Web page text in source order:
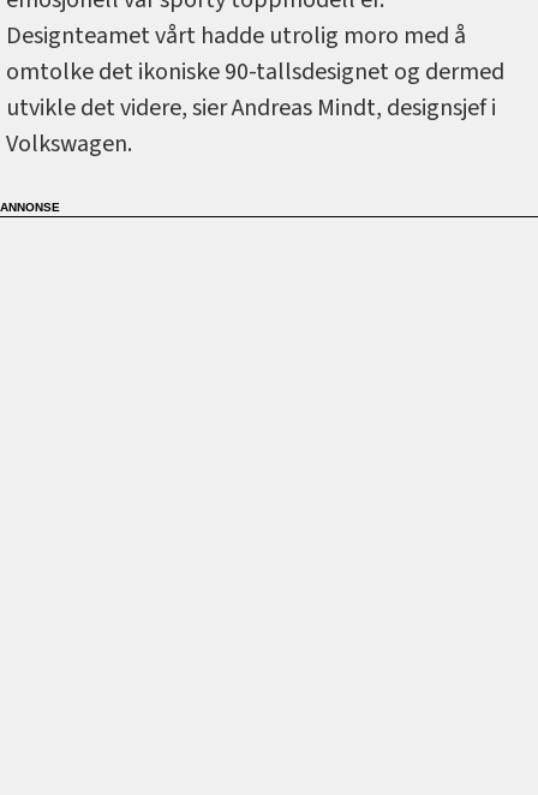
Designteamet vårt hadde utrolig moro med å
omtolke det ikoniske 90-tallsdesignet og dermed
utvikle det videre, sier Andreas Mindt, designsjef i
Volkswagen.